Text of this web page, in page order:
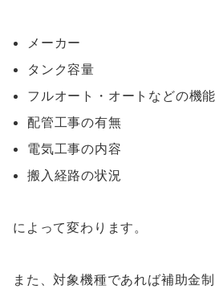
メーカー
タンク容量
フルオート・オートなどの機能
配管工事の有無
電気工事の内容
搬入経路の状況
によって変わります。
また、対象機種であれば補助金